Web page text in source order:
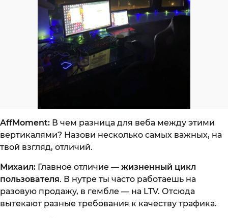
AffMoment: В чем разница для веба между этими
вертикалями? Назови несколько самых важных, на
твой взгляд, отличий.
Михаил: Главное отличие — жизненный цикл
пользователя. В нутре ты часто работаешь на
разовую продажу, в гембле — на LTV. Отсюда
вытекают разные требования к качеству трафика.